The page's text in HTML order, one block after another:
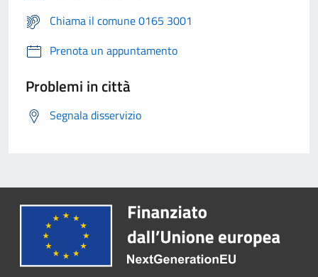
Chiama il comune 0165 3001
Prenota un appuntamento
Problemi in città
Segnala disservizio